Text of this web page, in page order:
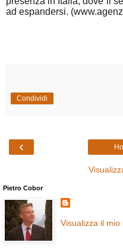
ad espandersi.
Condividi
‹
Pietro Cobor
Visualizza il